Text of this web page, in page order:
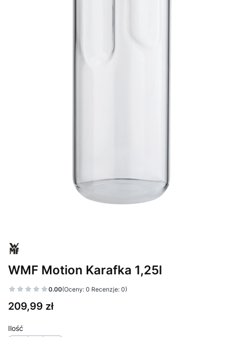
WMF Motion Karafka 1,25l
0.00(Oceny: 0 Recenzje: 0)
Cena
209,99 zł
Ilość